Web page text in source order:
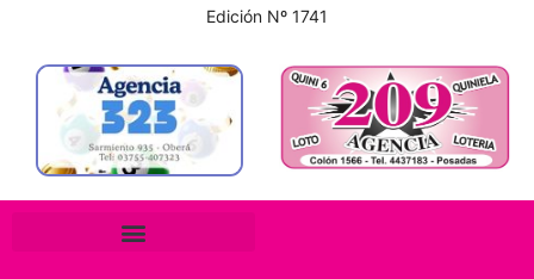
Edición Nº 1741